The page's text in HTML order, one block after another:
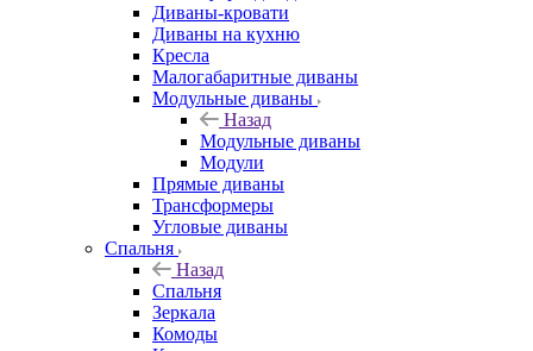
Диваны-кровати
Диваны на кухню
Кресла
Малогабаритные диваны
Модульные диваны
Назад
Модульные диваны
Модули
Прямые диваны
Трансформеры
Угловые диваны
Спальня
Назад
Спальня
Зеркала
Комоды